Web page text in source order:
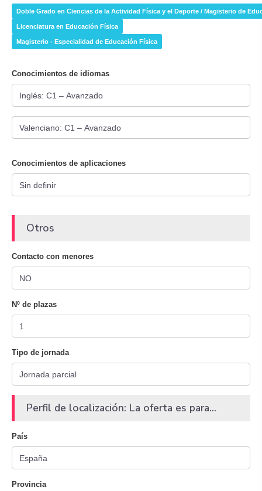
Doble Grado en Ciencias de la Actividad Física y el Deporte / Magisterio de
Licenciatura en Educación Física
Magisterio - Especialidad de Educación Física
Conocimientos de idiomas
Conocimientos de aplicaciones
Otros
Contacto con menores
Nº de plazas
Tipo de jornada
Perfil de localización: La oferta es para...
País
Provincia